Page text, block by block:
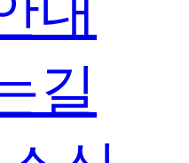
길